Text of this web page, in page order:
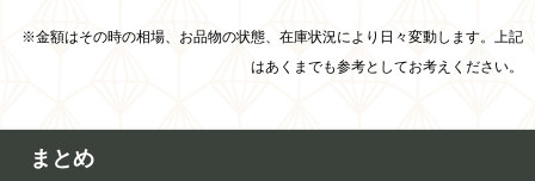
※金額はその時の相場、お品物の状態、在庫状況により日々変動します。上記
はあくまでも参考としてお考えください。
まとめ